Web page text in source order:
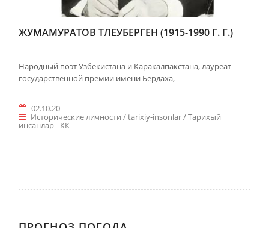
ЖУМАМУРАТОВ ТЛЕУБЕРГЕН (1915-1990 Г. Г.)
Народный поэт Узбекистана и Каракалпакстана, лауреат
государственной премии имени Бердаха,
02.10.20
Исторические личности / tarixiy-insonlar / Taрихый
инсанлар - КК